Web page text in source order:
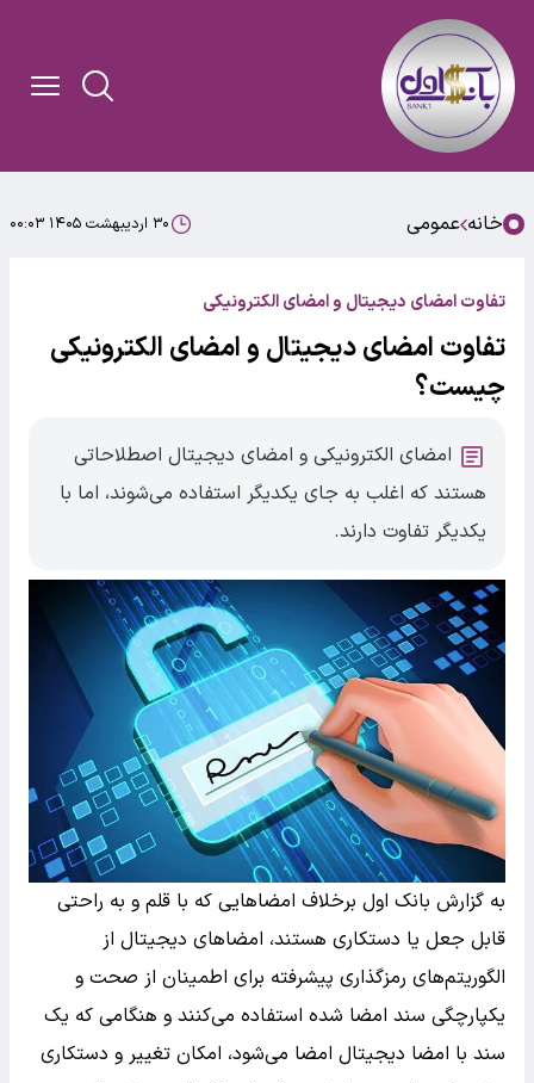
خانه عمومی ۳۰ اردیبهشت ۱۴۰۵ ۰۰:۰۳
تفاوت امضای دیجیتال و امضای الکترونیکی
تفاوت امضای دیجیتال و امضای الکترونیکی
چیست؟
امضای الکترونیکی و امضای دیجیتال اصطلاحاتی
هستند که اغلب به جای یکدیگر استفاده می‌شوند، اما با
یکدیگر تفاوت دارند.
به گزارش بانک اول برخلاف امضاهایی که با قلم و به راحتی
قابل جعل یا دستکاری هستند، امضاهای دیجیتال از
الگوریتم‌های رمزگذاری پیشرفته برای اطمینان از صحت و
یکپارچگی سند امضا شده استفاده می‌کنند و هنگامی که یک
سند با امضا دیجیتال امضا می‌شود، امکان تغییر و دستکاری